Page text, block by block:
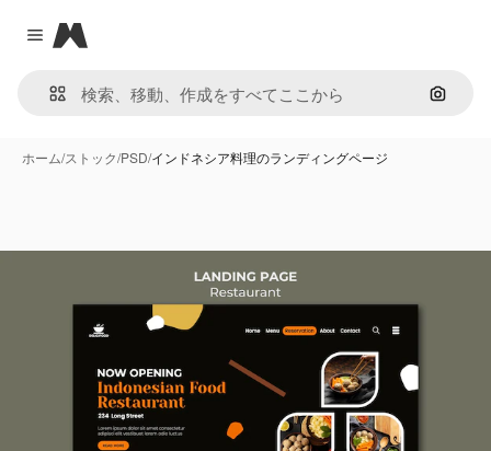
Close menu
Magnific
画像で
ホーム/ストック/PSD/インドネシア料理のランディングページ